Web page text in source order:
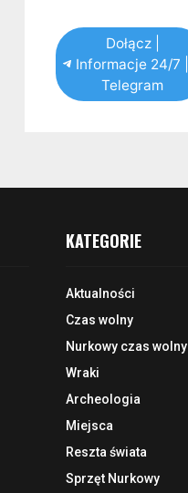
Dołącz |
Informacje 24/7 |
Telegram
KATEGORIE
Aktualności
Czas wolny
Nurkowy czas wolny
Wraki
Archeologia
Miejsca
Reszta świata
Sprzęt Nurkowy